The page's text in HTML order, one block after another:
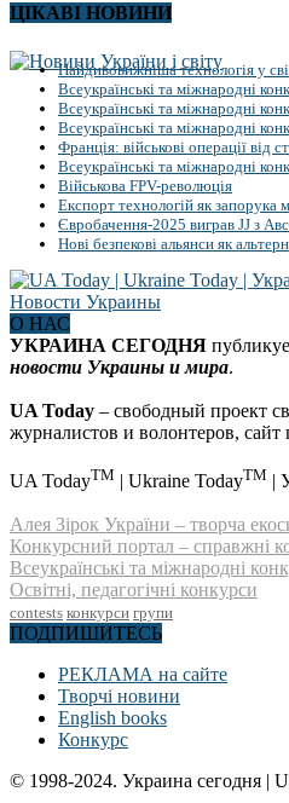
ЦІКАВІ НОВИНИ
Найдивовижніша технологія у
Всеукраїнські та міжнародні
Всеукраїнські та міжнародні
Всеукраїнські та міжнародні
Франція: військові операції від
Всеукраїнські та міжнародні
Військова FPV-революція
Експорт технологій як запорука
Євробачення-2025 виграв JJ з
Нові безпекові альянси як
О НАС
УКРАИНА СЕГОДНЯ
новости Украины и мира.
UA Today – свободный проект
журналистов и волонтеров,
UA TodayTM | Ukraine TodayTM |
Алея Зірок України – творча
Конкурсний портал – справжні
Всеукраїнські та міжнародні
Освітні, педагогічні конкурси
contests конкурси групи
ПОДПИШИТЕСЬ
РЕКЛАМА на сайте
Творчі новини
English books
Конкурс
© 1998-2024. Украина сегодня |